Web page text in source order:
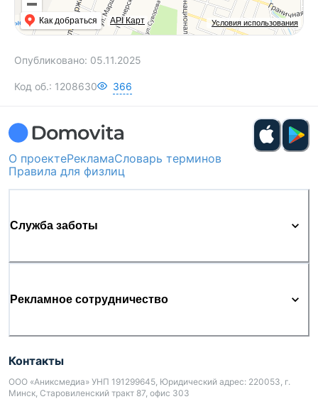
Условия использования
Как добраться API Карт
Опубликовано: 05.11.2025
Код об.: 1208630 366
О проектеРекламаСловарь терминов
Правила для физлиц
Служба заботы
Рекламное сотрудничество
Контакты
ООО «Аниксмедиа» УНП 191299645, Юридический адрес: 220053, г.
Минск, Старовиленский тракт 87, офис 303